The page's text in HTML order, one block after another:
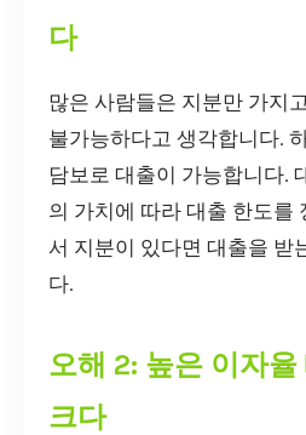
다
많은 사람들은 지분만 가지
불가능하다고 생각합니다.
담보로 대출이 가능합니다.
의 가치에 따라 대출 한도를
서 지분이 있다면 대출을 받
다.
오해 2: 높은 이자율
크다